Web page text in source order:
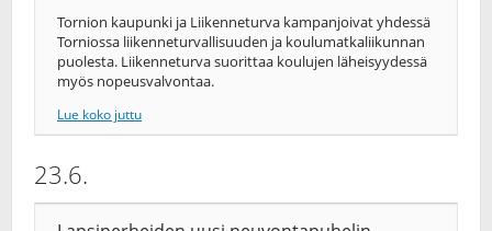
Tornion kaupunki ja Liikenneturva kampanjoivat yhdessä
Torniossa liikenneturvallisuuden ja koulumatkaliikunnan
puolesta. Liikenneturva suorittaa koulujen läheisyydessä
myös nopeusvalvontaa.
Lue koko juttu
23.6.